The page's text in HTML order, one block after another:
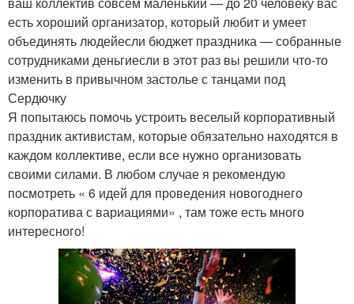
есть хороший организатор, который любит и умеет
объединять людейесли бюджет праздника — собранные
сотрудниками деньгиесли в этот раз вы решили что-то
изменить в привычном застолье с танцами под
Сердючку
Я попытаюсь помочь устроить веселый корпоративный
праздник активистам, которые обязательно находятся в
каждом коллективе, если все нужно организовать
своими силами. В любом случае я рекомендую
посмотреть « 6 идей для проведения новогоднего
корпоратива с вариациями» , там тоже есть много
интересного!